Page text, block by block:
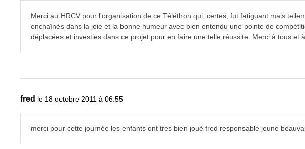
Merci au HRCV pour l'organisation de ce Téléthon qui, certes, fut fatiguant mais
enchaînés dans la joie et la bonne humeur avec bien entendu une pointe de
déplacées et investies dans ce projet pour en faire une telle réussite. Merci à tous
fred le 18 octobre 2011 à 06:55
merci pour cette journée les enfants ont tres bien joué fred responsable jeune